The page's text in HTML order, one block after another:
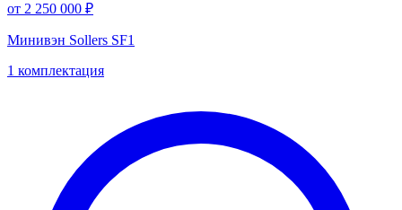
от 2 250 000 ₽
Минивэн Sollers SF1
1 комплектация